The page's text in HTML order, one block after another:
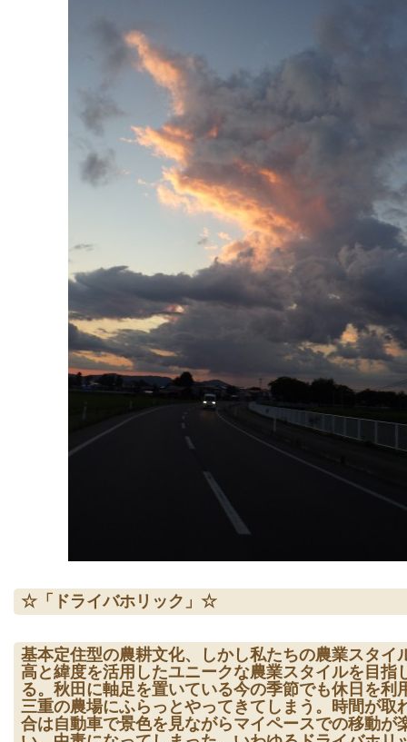
☆「ドライバホリック」☆
基本定住型の農耕文化、しかし私たちの農業スタイ
高と緯度を活用したユニークな農業スタイルを目指
る。秋田に軸足を置いている今の季節でも休日を利
三重の農場にふらっとやってきてしまう。時間が取
合は自動車で景色を見ながらマイペースでの移動が